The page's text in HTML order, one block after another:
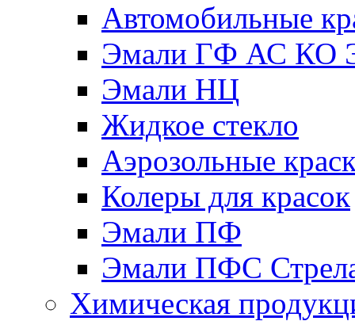
Автомобильные
Эмали ГФ АС КО
Эмали НЦ
Жидкое стекло
Аэрозольные
Колеры для красок
Эмали ПФ
Эмали ПФС
Химическая